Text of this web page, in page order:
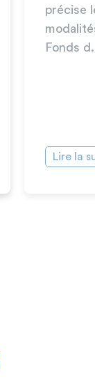
précise
Fonds
Lire la